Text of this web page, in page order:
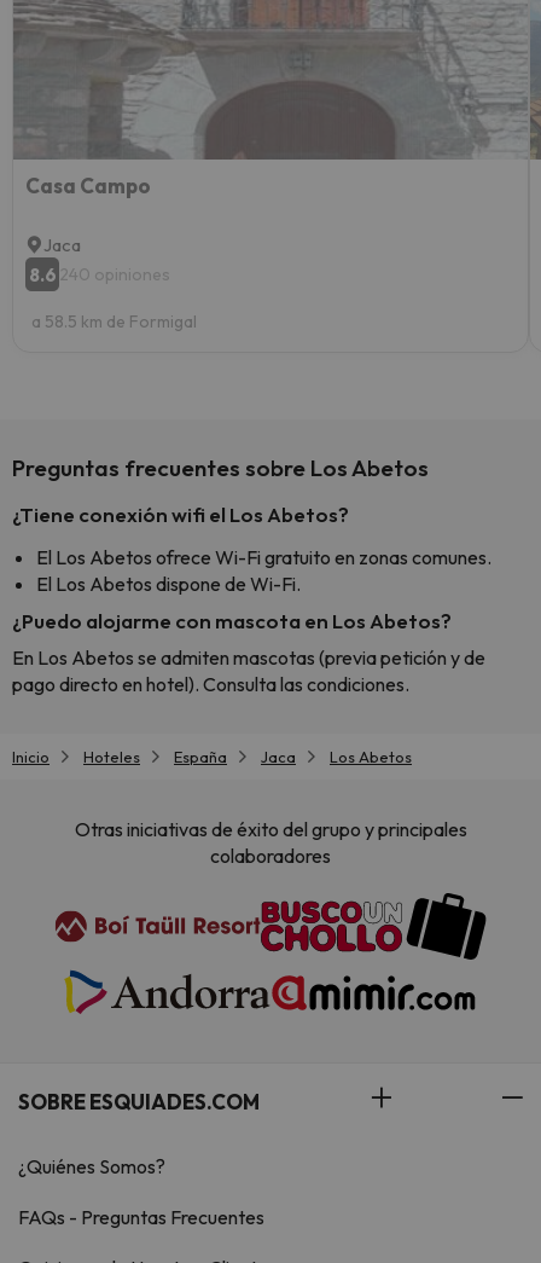
yo.
Casa Campo
Jaca
8.6 240 opiniones
a 58.5 km de Formigal
Preguntas frecuentes sobre Los Abetos
¿Tiene conexión wifi el Los Abetos?
El Los Abetos ofrece Wi-Fi gratuito en zonas comunes.
El Los Abetos dispone de Wi-Fi.
¿Puedo alojarme con mascota en Los Abetos?
En Los Abetos se admiten mascotas (previa petición y de
pago directo en hotel). Consulta las condiciones.
Inicio Hoteles España Jaca Los Abetos
Otras iniciativas de éxito del grupo y principales
colaboradores
SOBRE ESQUIADES.COM
¿Quiénes Somos?
FAQs - Preguntas Frecuentes